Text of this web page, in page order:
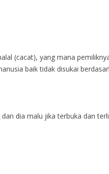
(cacat), yang mana
baik tidak disukai
dia malu jika terbuka dan